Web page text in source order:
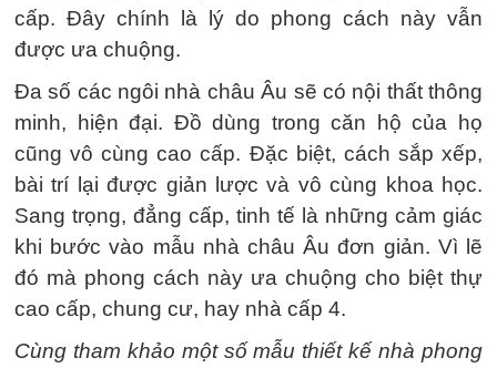
cấp. Đây chính là lý do phong cách này vẫn
được ưa chuộng.
Đa số các ngôi nhà châu Âu sẽ có nội thất thông
minh, hiện đại. Đồ dùng trong căn hộ của họ
cũng vô cùng cao cấp. Đặc biệt, cách sắp xếp,
bài trí lại được giản lược và vô cùng khoa học.
Sang trọng, đẳng cấp, tinh tế là những cảm giác
khi bước vào mẫu nhà châu Âu đơn giản. Vì lẽ
đó mà phong cách này ưa chuộng cho biệt thự
cao cấp, chung cư, hay nhà cấp 4.
Cùng tham khảo một số mẫu thiết kế nhà phong